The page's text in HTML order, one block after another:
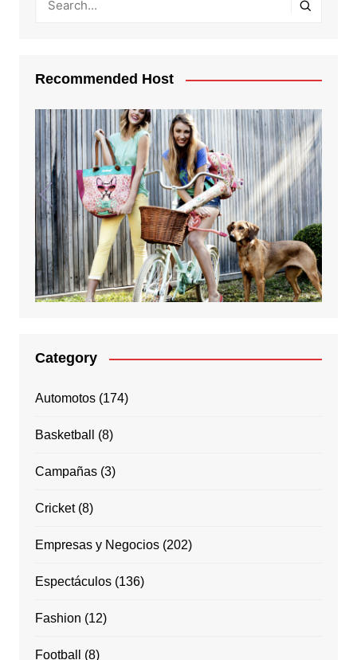
Recommended Host
Category
Automotos(174)
Basketball (8)
Campañas(3)
Cricket(8)
Empresas y Negocios(202)
Espectáculos(136)
Fashion (12)
Football (8)